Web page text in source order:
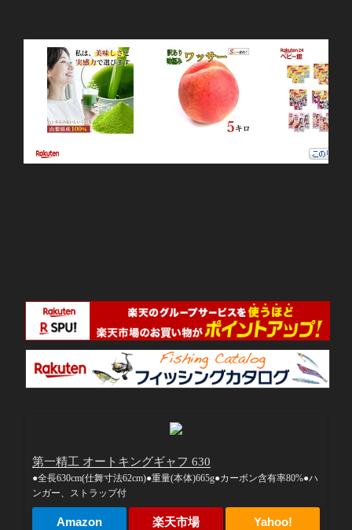
第一精工 オートキングギャフ 630
●全長630cm(仕舞寸法62cm)●重量(本体)665g●カーボン含有率80%●ハ
ンガー、ストラップ付
Amazon 楽天市場 Yahoo!